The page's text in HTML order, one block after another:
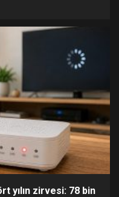
yılın zirvesi: 78 bin